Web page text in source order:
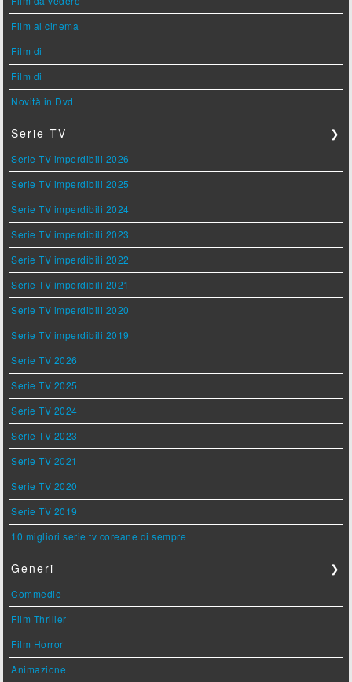
Film al cinema
Film di
Film di
Novità in Dvd
Serie TV ❯
Serie TV imperdibili 2026
Serie TV imperdibili 2025
Serie TV imperdibili 2024
Serie TV imperdibili 2023
Serie TV imperdibili 2022
Serie TV imperdibili 2021
Serie TV imperdibili 2020
Serie TV imperdibili 2019
Serie TV 2026
Serie TV 2025
Serie TV 2024
Serie TV 2023
Serie TV 2021
Serie TV 2020
Serie TV 2019
10 migliori serie tv coreane di sempre
Generi ❯
Commedie
Film Thriller
Film Horror
Animazione